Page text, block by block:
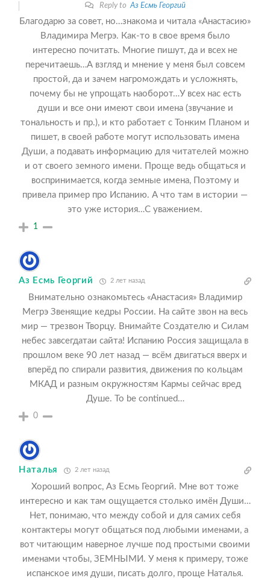
Reply toАз Есмь Георгий
Благодарю за совет, но…знакома и читала «Анастасию»
Владимира Мегрэ. Как-то в свое время было
интересно почитать. Многие пишут, да и всех не
перечитаешь…А взгляд и мнение у меня был совсем
простой, да и зачем нагромождать и усложнять,
почему бы не упрощать наоборот…У всех нас есть
души и все они имеют свои имена (звучание и
тональность и пр.), и кто работает с Тонким Планом и
пишет, в своей работе могут использовать имена
Души, а подавать информацию для читателей можно
и от своего земного имени. Проще ведь общаться и
воспринимается, когда земные имена, Поэтому и
привела пример про Испанию. А что там в истории —
это уже история…С уважением.
1
Аз Есмь Георгий 2 лет назад
Внимательно ознакомьтесь «Анастасия» Владимир
Мегрэ Звенящие кедры России. На сайте звон на весь
мир — трезвон Творцу. Внимайте Создателю и Силам
небес завсегдатаи сайта! Испанию Россия защищала в
прошлом веке 90 лет назад — всём двигаться вверх и
вперёд по спирали развития, движения по кольцам
МКАД и разным окружностям Кармы сейчас вред
Душе. To be continued…
0
Наталья 2 лет назад
Хороший вопрос, Аз Есмь Георгий. Мне вот тоже
интересно и как там ощущается столько имён Души…
Нет, понимаю, что между собой и для самих себя
контактеры могут общаться под любыми именами, а
вот читающим наверное лучше под простыми своими
именами чтобы, ЗЕМНЫМИ. У меня к примеру, тоже
испанское имя души, писать долго, проще Наталья.